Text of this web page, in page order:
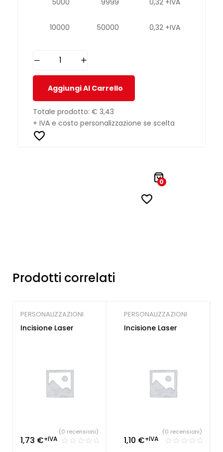
5000 9999 0,32 +IVA
10000 50000 0,32 +IVA
Aggiungi Al Carrello
Totale prodotto: € 3,43
+ IVA e costo personalizzazione se scelta
0
Prodotti correlati
PERSONALIZZAZIONI
Incisione Laser
1,73 €+IVA
(0 recensioni)
PERSONALIZZAZIONI
Incisione Laser
1,10 €+IVA
(0 recensioni)